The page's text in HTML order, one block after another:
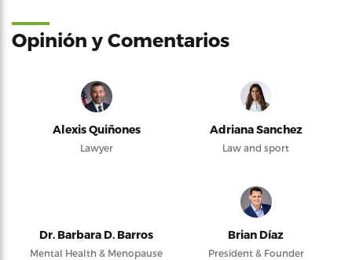
Opinión y Comentarios
Alexis Quiñones
Lawyer
Adriana Sanchez
Law and sport
Dr. Barbara D. Barros
Mental Health & Menopause
Brian Díaz
President & Founder